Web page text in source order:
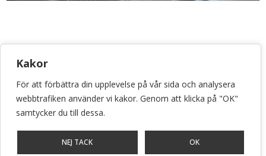
Kakor
För att förbättra din upplevelse på vår sida och analysera
webbtrafiken använder vi kakor. Genom att klicka på "OK"
samtycker du till dessa.
NEJ TACK OK
KONSTHANTVERKSCENTRUM
Bellmansgatan 5 • 118 20 Stockholm
info@konsthantverkscentrum.se
072-071 46 60